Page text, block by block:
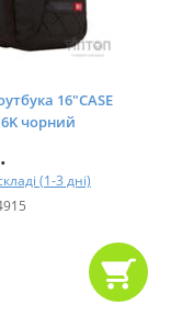
16"CASE
чорний
(1-3 дні)